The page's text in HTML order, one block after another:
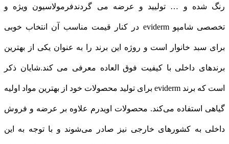
رنگ شده و … تولیید و عرضه می‌ گردندفرمولاسیون ویژه و
تخصصی شامپو eviderm در کنار قیمت مناسب آن انتخاب خوبی
برای سبد خانوار است و روژه این برند را به عنوان یکی از بهترین
برندهای داخلی با کیفیت فوق العاده معرفی می کند.شایان ذکر
است که برند eviderm برای تولید محصولات خود از بهترین مواد اولیه
گیاهی استفاده می‌کند. محصولات اویدرم علاوه بر عرضه و فروش
داخلی به کشورهای خارجی نیز صادر می‌شوند و با توجه به این